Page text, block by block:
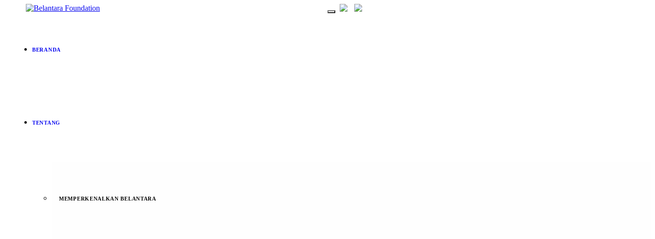
BERANDA
TENTANG
MEMPERKENALKAN BELANTARA